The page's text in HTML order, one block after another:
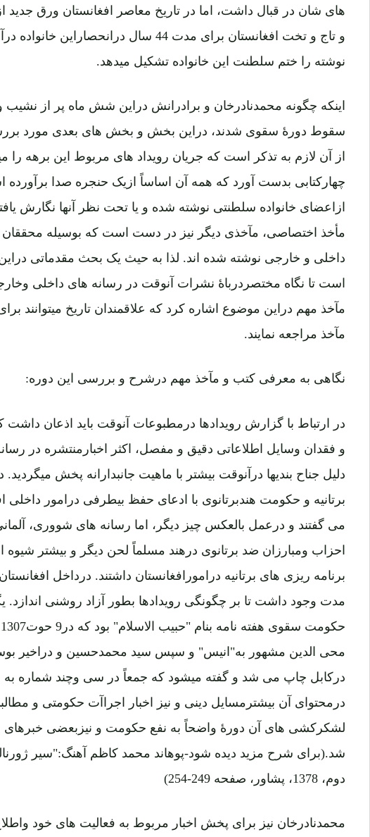
های شان در قبال داشت، اما در تاریخ معاصر افغانستان ورق جدید
و تاج و تخت افغانستان برای مدت 44 سال
نوشته را ختم سلطنت این خانواده تشکیل میدهد.
اینکه چگونه محمدنادرخان و برادرانش دراین شش ماه پر از نشیب
سقوط دورۀ سقوی شدند، دراین بخش و بخش های بعدی مورد
از آن لازم به تذکر است که جریان رویداد های مربوط این برهه را
چهارکتابی بدست آورد که همه آن اساساً ازیک حنجره صدا برآورده
ازاعضای خانواده سلطنتی نوشته شده و یا تحت نظر آنها نگارش
مأخذ اختصاصی، مآخذی دیگر نیز در دست است که بوسیله محققان
داخلی و خارجی نوشته شده اند. لذا به حیث یک بحث مقدماتی دراین
است تا نگاه مختصردرباۀ نشرات آنوقت در رسانه های داخلی
مآخذ مهم دراین موضوع اشاره کرد که علاقمندان تاریخ میتوانند
مآخذ مراجعه نمایند.
نگاهی به معرفی کتب و مآخذ مهم درشرح و بررسی این دوره:
در ارتباط با گزارش رویدادها درمطبوعات آنوقت باید اذعان
و فقدان وسایل اطلاعاتی دقیق و مفصل، اکثر اخبارمنتشره در
دلیل جناح بندیها درآنوقت بیشتر با ماهیت جانبدارانه پخش
برتانیه و حکومت هندبرتانوی با ادعای حفظ بیطرفی درامور داخلی
می گفتند و درعمل بالعکس چیز دیگر، اما رسانه های شووری،
احزاب ومبارزان ضد برتانوی درهند مسلماً لحن دیگر و بیشتر شیوه
برنامه ریزی های برتانیه درامورافغانستان داشتند. درداخل
مدت وجود داشت تا بر چگونگی رویدادها بطور آزاد روشنی اندازد.
محی الدین مشهور به"انیس" و سپس سید محمدحسین و دراخیر
درکابل چاپ می شد و گفته میشود که جمعاً در سی وچند شماره
درمحتوای آن بیشترمسایل دینی و نیز اخبار اجراآت حکومتی و
لشکرکشی های آن دورۀ واضحاً به نفع حکومت و نیزبعضی خبرهای
شد.(برای شرح مزید دیده شود-پوهاند محمد کاظم آهنگ:"سیر
دوم، 1378، پشاور، صفحه 249-254)
محمدنادرخان نیز برای پخش اخبار مربوط به فعالیت های خود